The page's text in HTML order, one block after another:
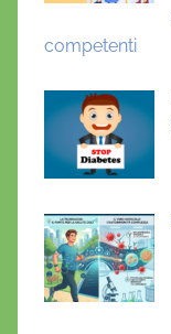
competenti